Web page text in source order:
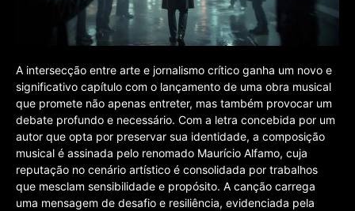
A intersecção entre arte e jornalismo crítico ganha um novo e
significativo capítulo com o lançamento de uma obra musical
que promete não apenas entreter, mas também provocar um
debate profundo e necessário. Com a letra concebida por um
autor que opta por preservar sua identidade, a composição
musical é assinada pelo renomado Maurício Alfamo, cuja
reputação no cenário artístico é consolidada por trabalhos
que mesclam sensibilidade e propósito. A canção carrega
uma mensagem de desafio e resiliência, evidenciada pela